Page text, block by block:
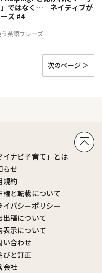
英語フレーズ
ではなく…｜ネイティブが
ズ #4
次のページ ＞
イナビ子育て」とは
らせ
規約
権と転載について
イバシーポリシー
出稿について
表示について
い合わせ
びと訂正
会社